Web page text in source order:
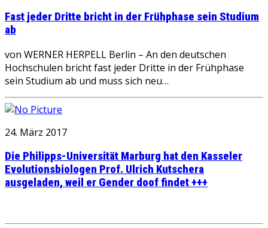
Fast jeder Dritte bricht in der Frühphase sein Studium
ab
von WERNER HERPELL Berlin – An den deutschen
Hochschulen bricht fast jeder Dritte in der Frühphase
sein Studium ab und muss sich neu…
24. März 2017
Die Philipps-Universität Marburg hat den Kasseler
Evolutionsbiologen Prof. Ulrich Kutschera
ausgeladen, weil er Gender doof findet +++